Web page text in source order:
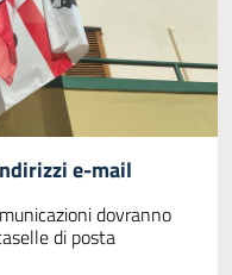
e-mail
dovranno
di posta